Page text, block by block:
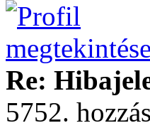
Re:
5752.